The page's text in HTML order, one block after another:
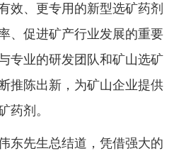
效、更专用的新型选矿药剂
、促进矿产行业发展的重要
专业的研发团队和矿山选矿
推陈出新，为矿山企业提供
药剂。
东先生总结道，凭借强大的